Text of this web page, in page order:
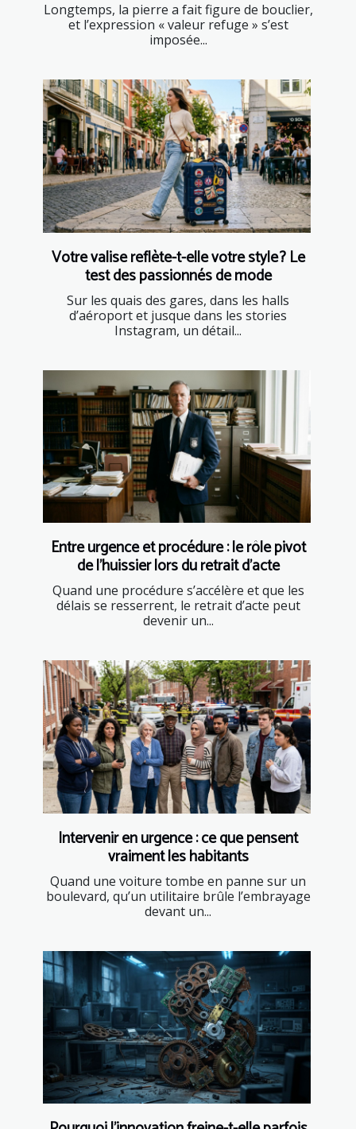
Longtemps, la pierre a fait figure de bouclier,
et l’expression « valeur refuge » s’est
imposée...
Votre valise reflète-t-elle votre style ? Le
test des passionnés de mode
Sur les quais des gares, dans les halls
d’aéroport et jusque dans les stories
Instagram, un détail...
Entre urgence et procédure : le rôle pivot
de l’huissier lors du retrait d’acte
Quand une procédure s’accélère et que les
délais se resserrent, le retrait d’acte peut
devenir un...
Intervenir en urgence : ce que pensent
vraiment les habitants
Quand une voiture tombe en panne sur un
boulevard, qu’un utilitaire brûle l’embrayage
devant un...